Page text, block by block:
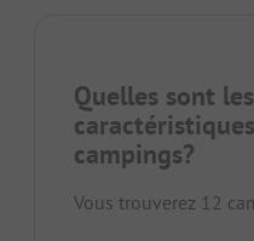
Quelles sont
campings?
Vous trouverez 12